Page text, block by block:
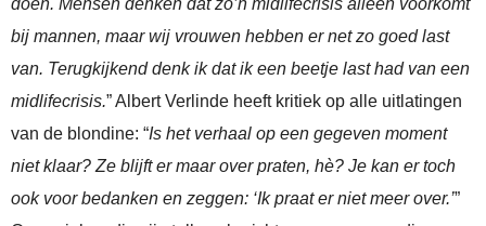
doen. Mensen denken dat zo’n midlifecrisis alleen voorkomt
bij mannen, maar wij vrouwen hebben er net zo goed last
van. Terugkijkend denk ik dat ik een beetje last had van een
midlifecrisis.” Albert Verlinde heeft kritiek op alle uitlatingen
van de blondine: “Is het verhaal op een gegeven moment
niet klaar? Ze blijft er maar over praten, hè? Je kan er toch
ook voor bedanken en zeggen: ‘Ik praat er niet meer over.’”